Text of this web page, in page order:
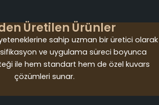
Üretilen Ürünler
sahip uzman bir üretici olarak
ve uygulama süreci boyunca
ile hem standart hem de özel kuvars
çözümleri sunar.